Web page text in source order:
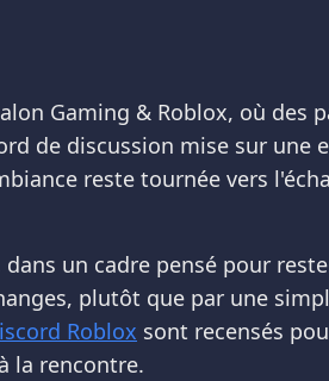
Gaming & Roblox, où des
de discussion mise sur une
reste tournée vers
un cadre pensé pour
plutôt que par une
Roblox sont recensés
la rencontre.